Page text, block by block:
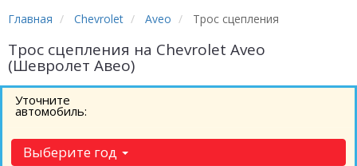
Главная Chevrolet Aveo Трос сцепления
Трос сцепления на Chevrolet Aveo
(Шевролет Авео)
Уточните
автомобиль:
Выберите год